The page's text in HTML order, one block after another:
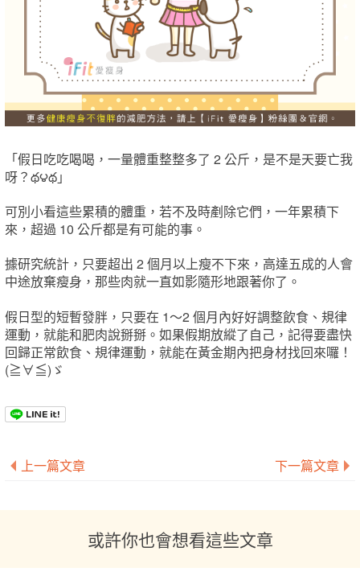
「假日吃吃喝喝，一量體重整整多了 2 公斤，是不是天要亡我
呀？థ౪థ」
可別小看這些累積的體重，若不及時剷除它們，一年累積下
來，超過 10 公斤都是有可能的事。
據研究統計，只要超出 2 個月以上瘦不下來，高達五成的人會
中途放棄瘦身，那些肉就一直如影隨形地跟著你了。
假日型的短暫發胖，只要在 1～2 個月內好好調整飲食、規律
運動，就能和肥肉說掰掰。如果假期放縱了自己，記得要盡快
回歸正常飲食、規律運動，就能在黃金期內把身材找回來囉！
(≧∀≦)ゞ
上一篇文章 下一篇文章
或許你也會想看這些文章